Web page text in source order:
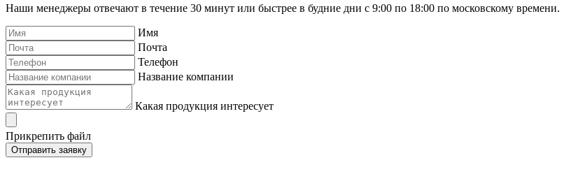
Наши менеджеры отвечают в течение 30 минут или быстрее в будние дни с 9:00 по 18:00 по московскому времени.
Имя
Почта
Телефон
Название компании
Какая продукция интересует
Прикрепить файл
Отправить заявку